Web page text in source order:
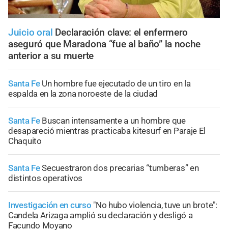
Juicio oral Declaración clave: el enfermero
aseguró que Maradona “fue al baño” la noche
anterior a su muerte
Santa Fe Un hombre fue ejecutado de un tiro en la
espalda en la zona noroeste de la ciudad
Santa Fe Buscan intensamente a un hombre que
desapareció mientras practicaba kitesurf en Paraje El
Chaquito
Santa FeSecuestraron dos precarias “tumberas” en
distintos operativos
Investigación en curso "No hubo violencia, tuve un brote":
Candela Arizaga amplió su declaración y desligó a
Facundo Moyano